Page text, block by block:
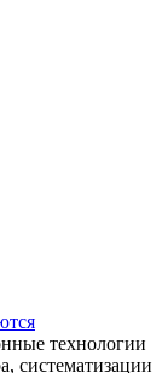
технологии
систематизации